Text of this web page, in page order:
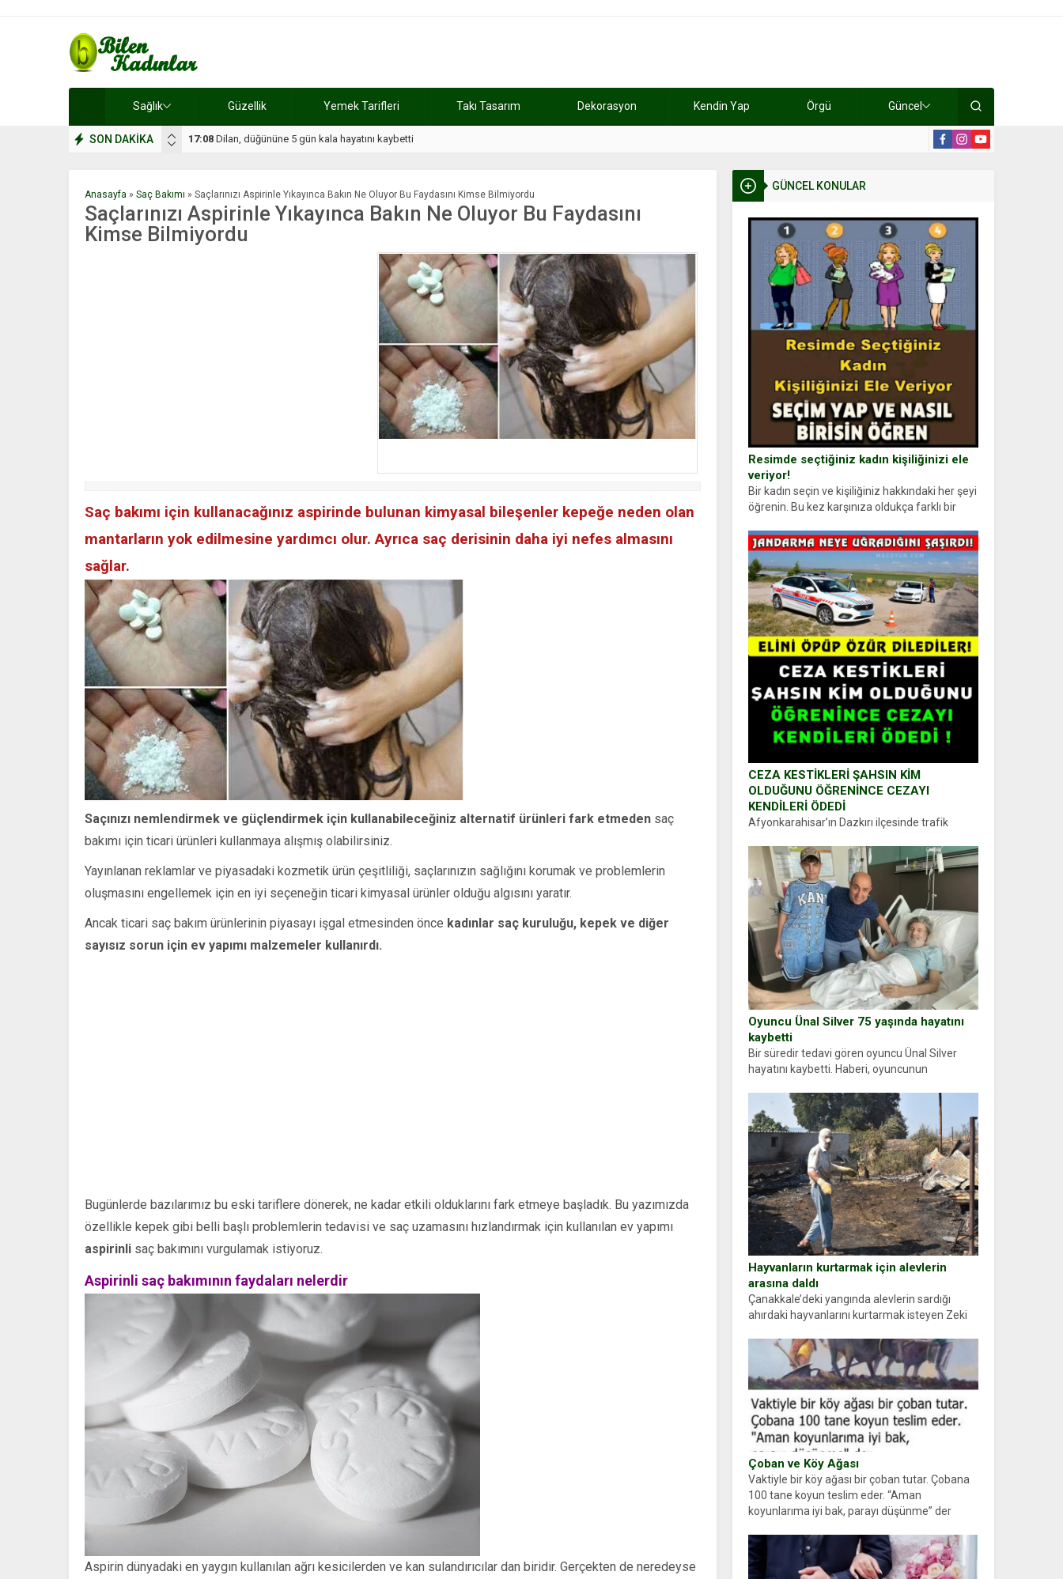
Sağlık Güzellik Yemek Tarifleri Takı Tasarım Dekorasyon Kendin Yap Örgü Güncel
SON DAKİKA 17:08 Dilan, düğününe 5 gün kala hayatını kaybetti
GÜNCEL KONULAR
Resimde seçtiğiniz kadın kişiliğinizi ele
veriyor!
Bir kadın seçin ve kişiliğiniz hakkındaki her şeyi
öğrenin. Bu kez karşınıza oldukça farklı bir
kadın figürlerinden dikkatinizi en...
CEZA KESTİKLERİ ŞAHSIN KİM
OLDUĞUNU ÖĞRENİNCE CEZAYI
KENDİLERİ ÖDEDİ
Afyonkarahisar’ın Dazkırı ilçesinde trafik
durdurdukları bir otomobilin sürücüsünden
ehliyet ve ruhsat sorup belgelerini istedi.
Sürücü Abdurrahman Ö.nün verdiği evraklarda
eksik olduğunu...
Oyuncu Ünal Silver 75 yaşında hayatını
kaybetti
Bir süredir tedavi gören oyuncu Ünal Silver
hayatını kaybetti. Haberi, oyuncunun
sosyal medya hesabında “Usta Oyuncumuz ve
çok değerli dostumuz...
Hayvanların kurtarmak için alevlerin
arasına daldı
Çanakkale’deki yangında alevlerin sardığı
ahırdaki hayvanlarını kurtarmak isteyen Zeki
ellerinde yanıklar oluşan Demir, kâbus dolu
anları anlattı… Merkeze bağlı...
Çoban ve Köy Ağası
Vaktiyle bir köy ağası bir çoban tutar. Çobana
100 tane koyun teslim eder. “Aman
koyunlarıma iyi bak, parayı düşünme” der
Anasayfa » Saç Bakımı » Saçlarınızı Aspirinle Yıkayınca Bakın Ne Oluyor Bu Faydasını Kimse Bilmiyordu
Saçlarınızı Aspirinle Yıkayınca Bakın Ne Oluyor Bu Faydasını
Kimse Bilmiyordu
Saç bakımı için kullanacağınız aspirinde bulunan kimyasal bileşenler kepeğe neden olan
mantarların yok edilmesine yardımcı olur. Ayrıca saç derisinin daha iyi nefes almasını
sağlar.
Saçınızı nemlendirmek ve güçlendirmek için kullanabileceğiniz alternatif ürünleri fark etmeden saç
bakımı için ticari ürünleri kullanmaya alışmış olabilirsiniz.
Yayınlanan reklamlar ve piyasadaki kozmetik ürün çeşitliliği, saçlarınızın sağlığını korumak ve problemlerin
oluşmasını engellemek için en iyi seçeneğin ticari kimyasal ürünler olduğu algısını yaratır.
Ancak ticari saç bakım ürünlerinin piyasayı işgal etmesinden önce kadınlar saç kuruluğu, kepek ve diğer
sayısız sorun için ev yapımı malzemeler kullanırdı.
Bugünlerde bazılarımız bu eski tariflere dönerek, ne kadar etkili olduklarını fark etmeye başladık. Bu yazımızda
özellikle kepek gibi belli başlı problemlerin tedavisi ve saç uzamasını hızlandırmak için kullanılan ev yapımı
aspirinli saç bakımını vurgulamak istiyoruz.
Aspirinli saç bakımının faydaları nelerdir
Aspirin dünyadaki en yaygın kullanılan ağrı kesicilerden ve kan sulandırıcılar dan biridir. Gerçekten de neredeyse